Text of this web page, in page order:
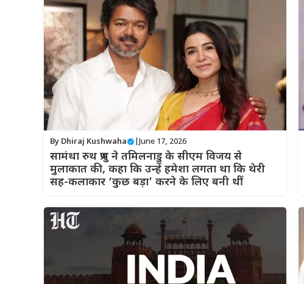
By Dhiraj Kushwaha June 17, 2026
सामंथा रुथ प्रभु ने तमिलनाडु के सीएम विजय से
मुलाकात की, कहा कि उन्हें हमेशा लगता था कि थेरी
सह-कलाकार ‘कुछ बड़ा’ करने के लिए बनी थीं